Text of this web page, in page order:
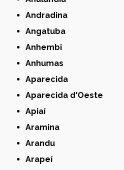
Andradina
Angatuba
Anhembi
Anhumas
Aparecida
Aparecida d'Oeste
Apiaí
Aramina
Arandu
Arapeí